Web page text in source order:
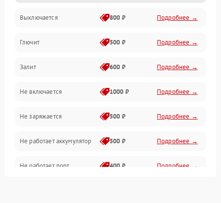
Механические проблемы
Матрица и оптика
Питание и питание цепей
Проблемы с картами памяти
Объективы
Программные сбои
Коммуникации и интерфейсы
Выключается 800 ₽ Подробнее →
Глючит 500 ₽ Подробнее →
Залит 600 ₽ Подробнее →
Не включается 1000 ₽ Подробнее →
Не заряжается 500 ₽ Подробнее →
Не работает аккумулятор 500 ₽ Подробнее →
Не работает порт 400 ₽ Подробнее →